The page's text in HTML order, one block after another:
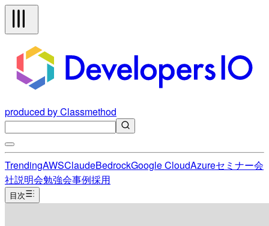
produced by Classmethod
TrendingAWSClaudeBedrockGoogle CloudAzureセミナー会
社説明会勉強会事例採用
目次